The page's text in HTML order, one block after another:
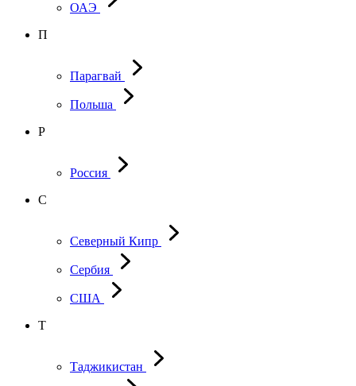
ОАЭ
П
Парагвай
Польша
Р
Россия
С
Северный Кипр
Сербия
США
Т
Таджикистан